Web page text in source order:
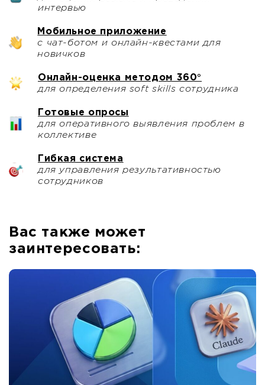
интервью
Мобильное приложение
с чат-ботом и онлайн-квестами для
новичков
Онлайн-оценка методом 360°
для определения soft skills сотрудника
Готовые опросы
для оперативного выявления проблем в
коллективе
Гибкая система
для управления результативностью
сотрудников
Вас также может
заинтересовать: